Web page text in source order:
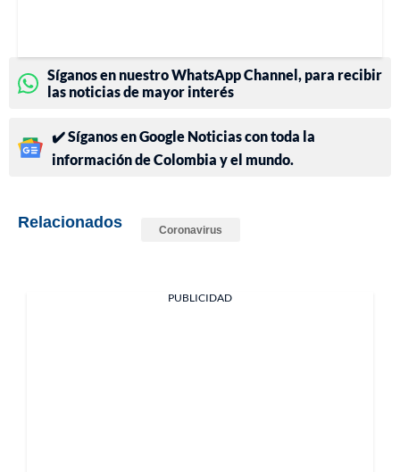
Síganos en nuestro WhatsApp Channel, para recibir
las noticias de mayor interés
✔️ Síganos en Google Noticias con toda la
información de Colombia y el mundo.
Relacionados Coronavirus
PUBLICIDAD